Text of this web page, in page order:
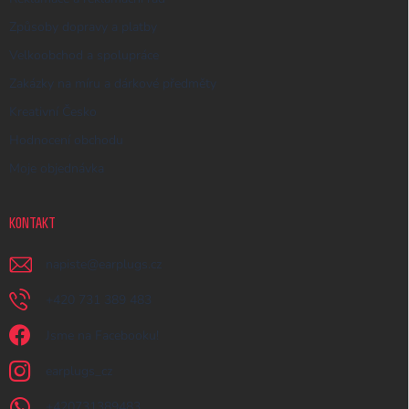
Způsoby dopravy a platby
Velkoobchod a spolupráce
Zakázky na míru a dárkové předměty
Kreativní Česko
Hodnocení obchodu
Moje objednávka
KONTAKT
napiste @ earplugs.cz
+420 731 389 483
Jsme na Facebooku!
earplugs_cz